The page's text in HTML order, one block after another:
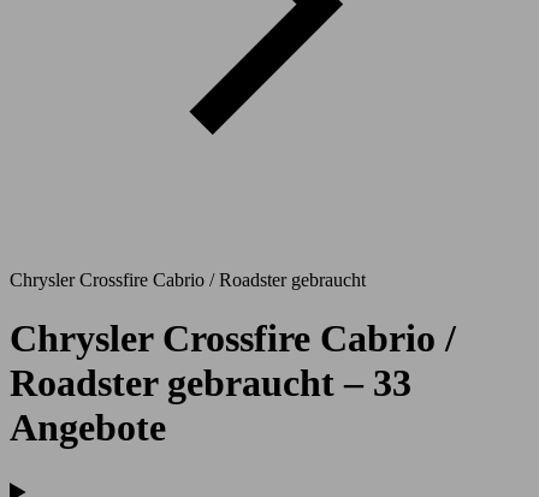
Chrysler Crossfire Cabrio / Roadster gebraucht
Chrysler Crossfire Cabrio /
Roadster gebraucht – 33
Angebote